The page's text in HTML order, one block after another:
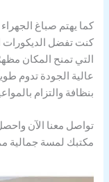
كما يهتم صباغ
كنت تفضل الديكورات
التي تمنح المكان
عالية الجودة تدوم
بنظافة والتزام
تواصل معنا الآن
مكتبك لمسة جمالية